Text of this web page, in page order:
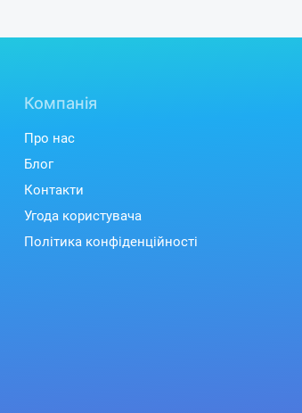
Компанія
Про нас
Блог
Контакти
Угода користувача
Політика конфіденційності